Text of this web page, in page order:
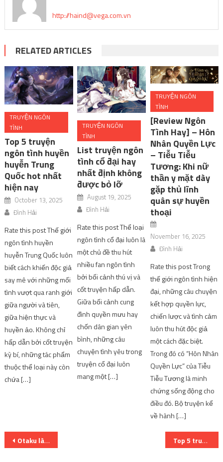
http://haind@vega.com.vn
RELATED ARTICLES
TRUYỆN NGÔN
TÌNH
Top 5 truyện
ngôn tình huyền
huyễn Trung
Quốc hot nhất
hiện nay
October 13, 2025
Đình Hải
Rate this post Thế giới
ngôn tình huyền
huyễn Trung Quốc luôn
biết cách khiến độc giả
say mê với những mối
tình vượt qua ranh giới
giữa người và tiên,
giữa hiện thực và
huyền ảo. Không chỉ
hấp dẫn bởi cốt truyện
kỳ bí, những tác phẩm
thuộc thể loại này còn
chứa […]
TRUYỆN NGÔN
TÌNH
List truyện ngôn
tình cổ đại hay
nhất định không
được bỏ lỡ
August 19, 2025
Đình Hải
Rate this post Thể loại
ngôn tình cổ đại luôn là
một chủ đề thu hút
nhiều fan ngôn tình
bởi bối cảnh thú vị và
cốt truyện hấp dẫn.
Giữa bối cảnh cung
đình quyền mưu hay
chốn dân gian yên
bình, những câu
chuyện tình yêu trong
truyện cổ đại luôn
mang một […]
TRUYỆN NGÔN
TÌNH
[Review Ngôn
Tình Hay] – Hôn
Nhân Quyền Lực
– Tiễu Tiễu
Tương: Khi nữ
thần y mặt dày
gặp thủ lĩnh
quân sự huyền
thoại
November 16, 2025
Đình Hải
Rate this post Trong
thế giới ngôn tình hiện
đại, những câu chuyện
kết hợp quyền lực,
chiến lược và tình cảm
luôn thu hút độc giả
một cách đặc biệt.
Trong đó có “Hôn Nhân
Quyền Lực” của Tiễu
Tiễu Tương là minh
chứng sống động cho
điều đó. Bộ truyện kể
về hành […]
Post
Otaku là gì? Những hiểu lầm phổ biến về cộng đồng Otaku thường thấy Top 5 truyện ngôn tình huyền huyễn Trung Quốc hot nhất hiện nay